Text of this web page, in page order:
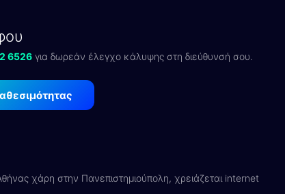
6526 για δωρεάν έλεγχο κάλυψης στη διεύθυνσή σου.
χάρη στην Πανεπιστημιούπολη, χρειάζεται internet